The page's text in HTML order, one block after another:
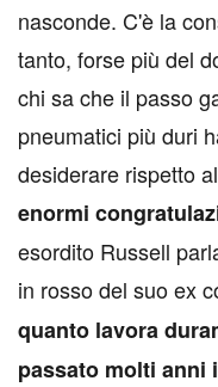
nasconde. C'è la
tanto, forse più del
chi sa che il passo
pneumatici più duri
desiderare rispetto
enormi
esordito Russell
in rosso del suo ex
quanto lavora
passato molti anni